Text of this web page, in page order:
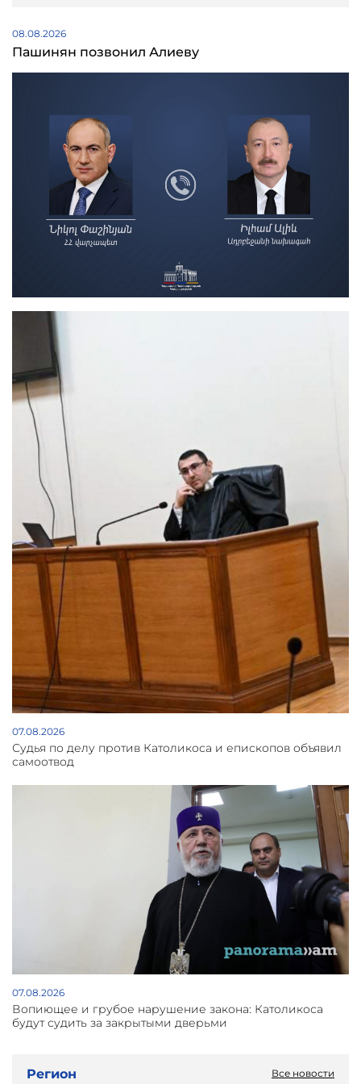
08.08.2026
Пашинян позвонил Алиеву
07.08.2026
Судья по делу против Католикоса и епископов объявил
самоотвод
07.08.2026
Вопиющее и грубое нарушение закона: Католикоса
будут судить за закрытыми дверьми
Регион Все новости